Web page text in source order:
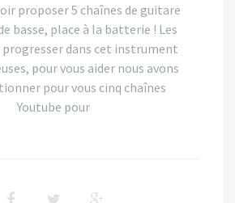
proposer 5 chaînes de guitare
basse, place à la batterie ! Les
progresser dans cet instrument
pour vous aider nous avons
pour vous cinq chaînes
Youtube pour